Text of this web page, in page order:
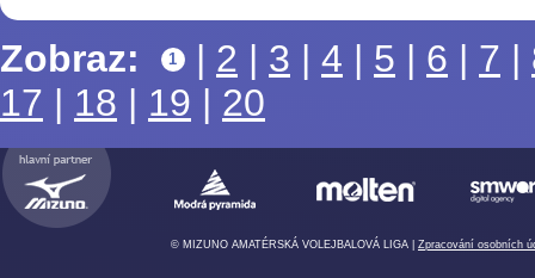
Zobraz:
1 | 2 | 3 | 4 | 5 | 6 | 7 |
17 | 18 | 19 | 20
© MIZUNO AMATÉRSKÁ VOLEJBALOVÁ LIGA | Zpracování osobních